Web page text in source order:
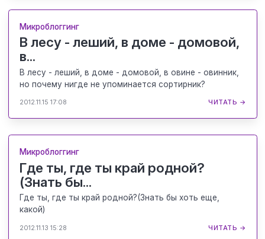
Микроблоггинг
В лесу - леший, в доме - домовой,
в...
В лесу - леший, в доме - домовой, в овине - овинник,
но почему нигде не упоминается сортирник?
2012.11.15 17:08 ЧИТАТЬ →
Микроблоггинг
Где ты, где ты край родной?
(Знать бы...
Где ты, где ты край родной?(Знать бы хоть еще,
какой)
2012.11.13 15:28 ЧИТАТЬ →